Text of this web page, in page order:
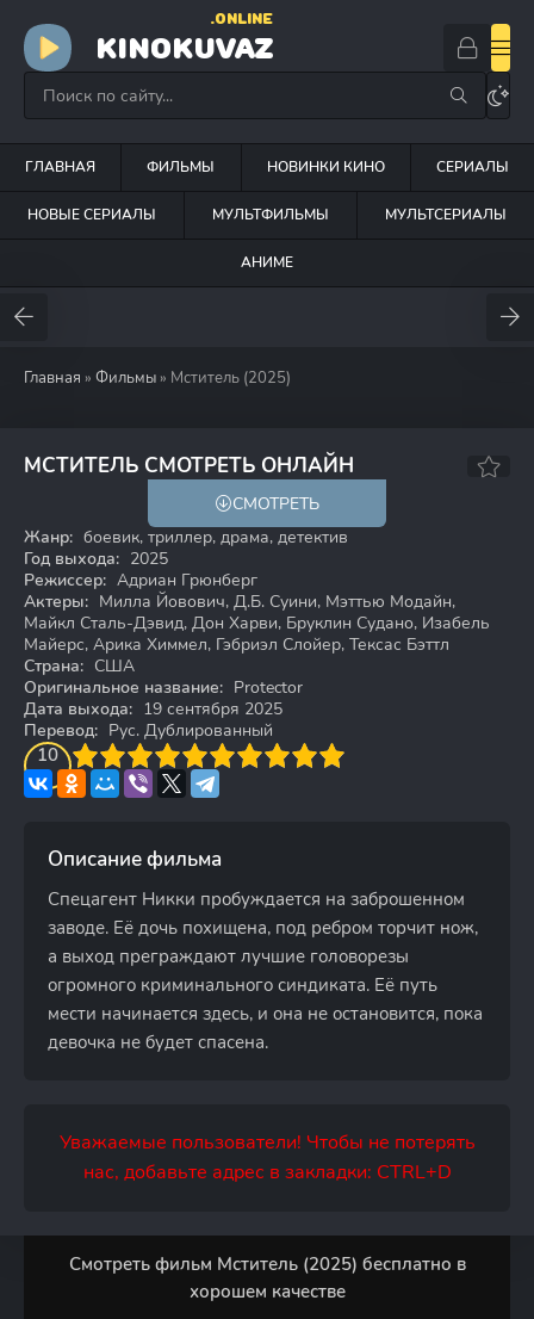
KINOKUVAZ
.ONLINE
ГЛАВНАЯ ФИЛЬМЫ НОВИНКИ КИНО СЕРИАЛЫ
НОВЫЕ СЕРИАЛЫ МУЛЬТФИЛЬМЫ МУЛЬТСЕРИАЛЫ
АНИМЕ
Главная » Фильмы » Мститель (2025)
МСТИТЕЛЬ СМОТРЕТЬ ОНЛАЙН
7.2
СМОТРЕТЬ
Жанр: боевик, триллер, драма, детектив
Год выхода: 2025
Режиссер: Адриан Грюнберг
Актеры: Милла Йовович, Д.Б. Суини, Мэттью Модайн,
Майкл Сталь-Дэвид, Дон Харви, Бруклин Судано, Изабель
Майерс, Арика Химмел, Гэбриэл Слойер, Тексас Бэттл
Страна: США
Оригинальное название: Protector
Дата выхода: 19 сентября 2025
Перевод: Рус. Дублированный
10
4 5 6 7 8 9 10
Описание фильма
Спецагент Никки пробуждается на заброшенном
заводе. Её дочь похищена, под ребром торчит нож,
а выход преграждают лучшие головорезы
огромного криминального синдиката. Её путь
мести начинается здесь, и она не остановится, пока
девочка не будет спасена.
Уважаемые пользователи! Чтобы не потерять
нас, добавьте адрес в закладки: CTRL+D
Смотреть фильм Мститель (2025) бесплатно в
хорошем качестве